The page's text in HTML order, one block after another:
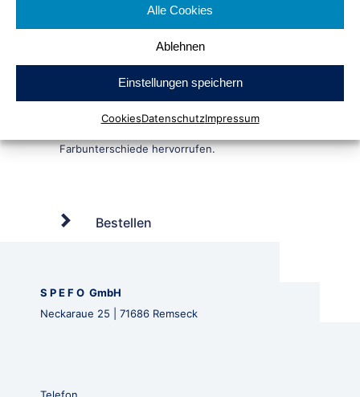
Alle Cookies
Ablehnen
Einstellungen speichern
CookiesDatenschutzImpressum
Nutzungsklasse:
Bestellen
S P E F O GmbH
Neckaraue 25 | 71686 Remseck